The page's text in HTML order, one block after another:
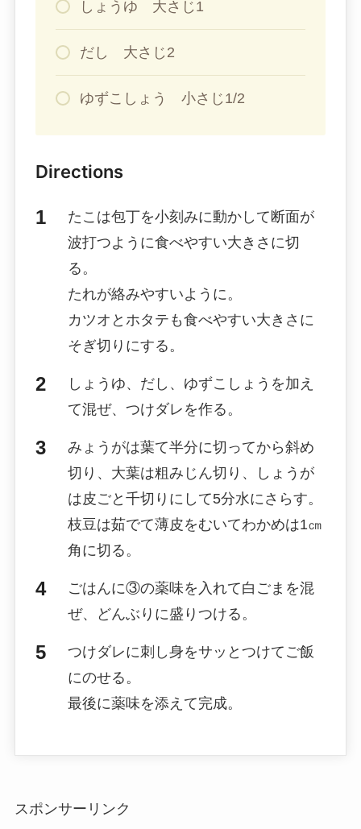
しょうゆ 大さじ1
だし 大さじ2
ゆずこしょう 小さじ1/2
Directions
たこは包丁を小刻みに動かして断面が
波打つように食べやすい大きさに切
る。
たれが絡みやすいように。
カツオとホタテも食べやすい大きさに
そぎ切りにする。
しょうゆ、だし、ゆずこしょうを加え
て混ぜ、つけダレを作る。
みょうがは葉て半分に切ってから斜め
切り、大葉は粗みじん切り、しょうが
は皮ごと千切りにして5分水にさらす。
枝豆は茹でて薄皮をむいてわかめは1㎝
角に切る。
ごはんに③の薬味を入れて白ごまを混
ぜ、どんぶりに盛りつける。
つけダレに刺し身をサッとつけてご飯
にのせる。
最後に薬味を添えて完成。
スポンサーリンク